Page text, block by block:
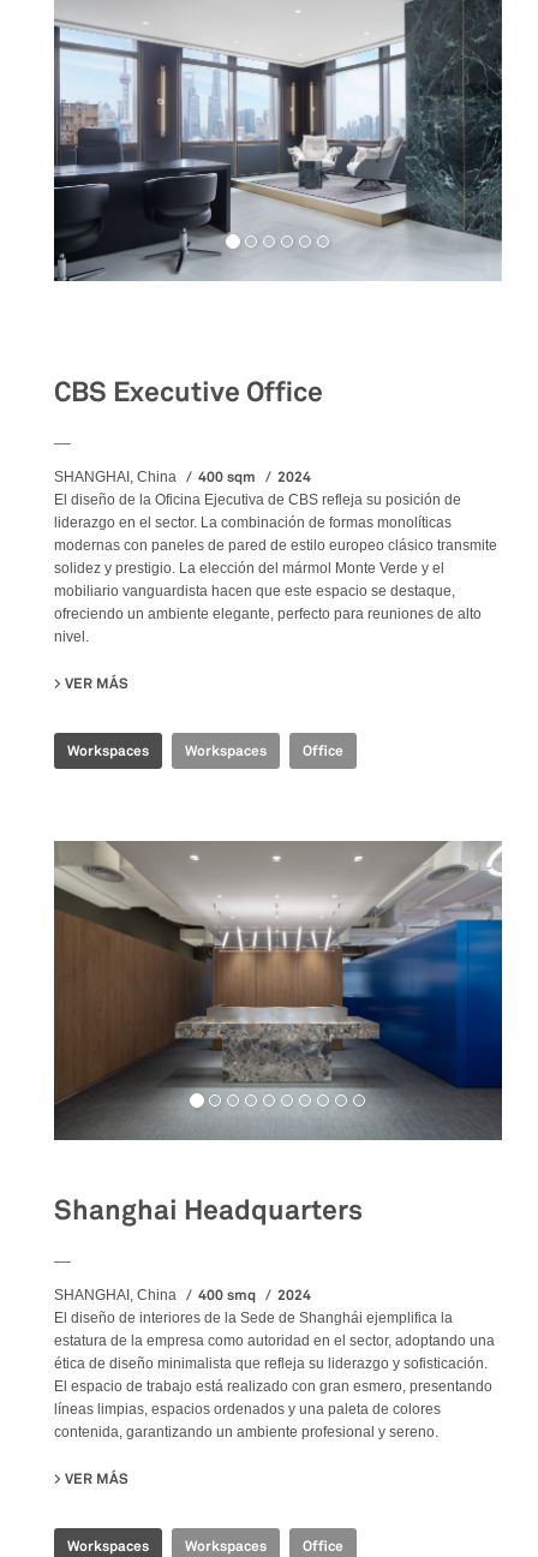
CBS Executive Office
SHANGHAI, China 400 sqm 2024
El diseño de la Oficina Ejecutiva de CBS refleja su posición de
liderazgo en el sector. La combinación de formas monolíticas
modernas con paneles de pared de estilo europeo clásico transmite
solidez y prestigio. La elección del mármol Monte Verde y el
mobiliario vanguardista hacen que este espacio se destaque,
ofreciendo un ambiente elegante, perfecto para reuniones de alto
nivel.
VER MÁS
Workspaces Workspaces Office
Shanghai Headquarters
SHANGHAI, China 400 smq 2024
El diseño de interiores de la Sede de Shanghái ejemplifica la
estatura de la empresa como autoridad en el sector, adoptando una
ética de diseño minimalista que refleja su liderazgo y sofisticación.
El espacio de trabajo está realizado con gran esmero, presentando
líneas limpias, espacios ordenados y una paleta de colores
contenida, garantizando un ambiente profesional y sereno.
VER MÁS
Workspaces Workspaces Office